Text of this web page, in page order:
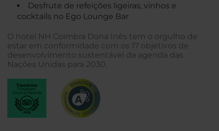
Desfrute de refeições ligeiras, vinhos e
cocktails no Ego Lounge Bar
O hotel NH Coimbra Dona Inês tem o orgulho de
estar em conformidade com os 17 objetivos de
desenvolvimento sustentável da agenda das
Nações Unidas para 2030.